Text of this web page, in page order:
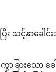
ပြီး သင့်နှာ
ခြားသော